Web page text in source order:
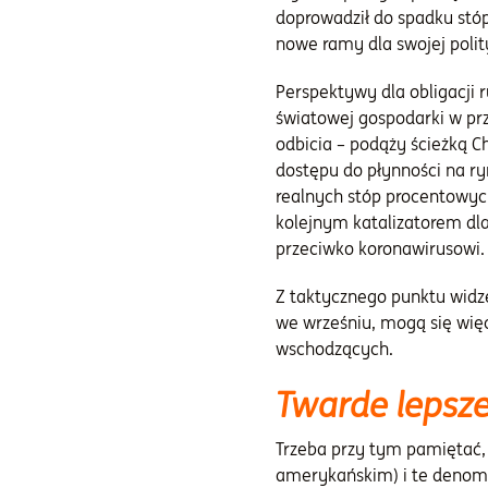
doprowadził do spadku
nowe ramy dla swojej
Perspektywy dla obligacji
światowej gospodarki w
odbicia – podąży ścieżką
dostępu do płynności na
realnych stóp
kolejnym katalizatorem
przeciwko koronawirusowi.
Z taktycznego punktu
we wrześniu, mogą się
wschodzących.
Twarde
Trzeba przy tym
amerykańskim) i te